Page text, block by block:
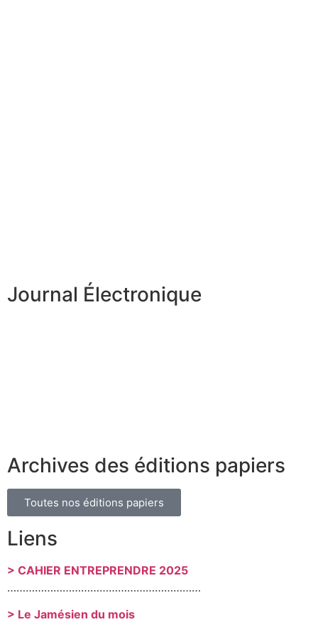
Journal Électronique
Archives des éditions papiers
Toutes nos éditions papiers
Liens
> CAHIER ENTREPRENDRE 2025
………………………………………………………
> Le Jamésien du mois